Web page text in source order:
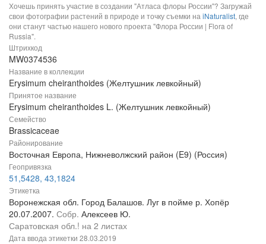
Хочешь принять участие в создании "Атласа флоры России"? Загружай
свои фотографии растений в природе и точку съемки на iNaturalist, где
они станут частью нашего нового проекта "Флора России | Flora of
Russia".
Штрихкод
MW0374536
Название в коллекции
Erysimum cheiranthoides (Желтушник левкойный)
Принятое название
Erysimum cheiranthoides L. (Желтушник левкойный)
Семейство
Brassicaceae
Районирование
Восточная Европа, Нижневолжский район (E9) (Россия)
Геопривязка
51,5428, 43,1824
Этикетка
Воронежская обл. Город Балашов. Луг в пойме р. Хопёр
20.07.2007. Собр. Алексеев Ю.
Саратовская обл.! на 2 листах
Дата ввода этикетки 28.03.2019